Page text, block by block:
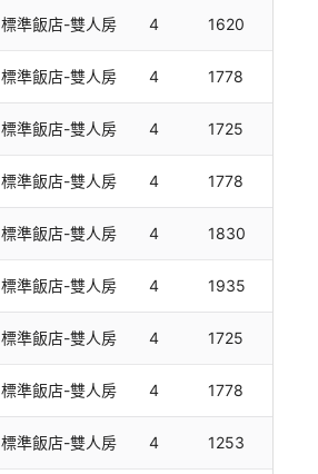
標準飯店-雙人房 4 1620
標準飯店-雙人房 4 1778
標準飯店-雙人房 4 1725
標準飯店-雙人房 4 1778
標準飯店-雙人房 4 1830
標準飯店-雙人房 4 1935
標準飯店-雙人房 4 1725
標準飯店-雙人房 4 1778
標準飯店-雙人房 4 1253